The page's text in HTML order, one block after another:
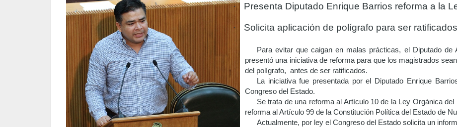
· Presenta Diputado Enrique Barrios reforma a la
· Solicita aplicación de polígrafo para ser
Para evitar que caigan en malas prácticas, el Diputado de
presentó una iniciativa de reforma para que los magistrados
del polígrafo, antes de ser ratificados.
La iniciativa fue presentada por el Diputado Enrique
Congreso del Estado.
Se trata de una reforma al Artículo 10 de la Ley Orgánica
reforma al Artículo 99 de la Constitución Política del Estado de
Actualmente, por ley el Congreso del Estado solicita un